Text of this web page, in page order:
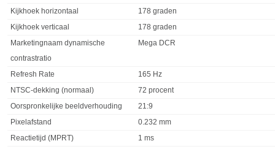
Kijkhoek horizontaal
178 graden
Kijkhoek verticaal
178 graden
Marketingnaam dynamische
contrastratio
Mega DCR
Refresh Rate
165 Hz
NTSC-dekking (normaal)
72 procent
Oorspronkelijke beeldverhouding
21:9
Pixelafstand
0.232 mm
Reactietijd (MPRT)
1 ms